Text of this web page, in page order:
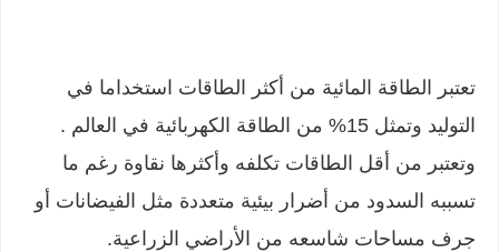
تعتبر الطاقة المائية من أكثر الطاقات استخداما في
التوليد وتمثل 15% من الطاقة الكهربائية في العالم .
وتعتبر من أقل الطاقات تكلفه وأكثرها نقاوة رغم ما
تسببه السدود من أضرار بيئية متعددة مثل الفيضانات أو
جرف مساحات شاسعه من الأراضي الزراعية.